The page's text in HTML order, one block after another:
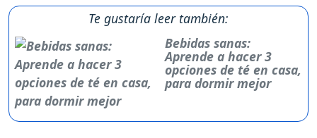
Te gustaría leer también:
Bebidas sanas:
Aprende a hacer 3
opciones de té en casa,
para dormir mejor